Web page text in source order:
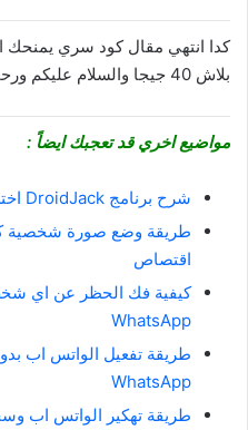
بلاش 40 جيجا والسلام عليكم ورحمة الله وبركاتة.
مواضيع اخري قد تعجبك ايضاً :
شرح برنامج DroidJack اختراق الاندرويد وتحكم بجهاز كاملا
اقتصاص
كيفية فك الحظر عن اي
WhatsApp
طريقة تفعيل الواتس اب
WhatsApp
طريقة تهكير الواتس اب